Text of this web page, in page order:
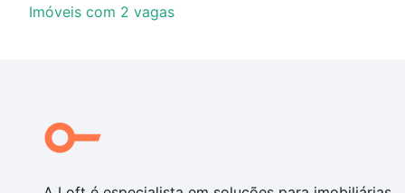
Imóveis com 2 vagas